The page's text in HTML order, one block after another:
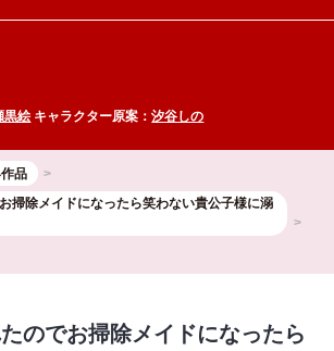
黒絵キャラクター原案：汐谷しの
品
掃除メイドになったら笑わない貴公子様に溺
のでお掃除メイドになったら